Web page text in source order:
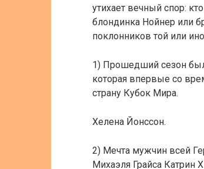
утихает вечный спор:
блондинка Нойнер или
поклонников той или
1) Прошедший сезон
которая впервые со
страну Кубок Мира.
Хелена Йонссон.
2) Мечта мужчин всей
Михаэля Грайса